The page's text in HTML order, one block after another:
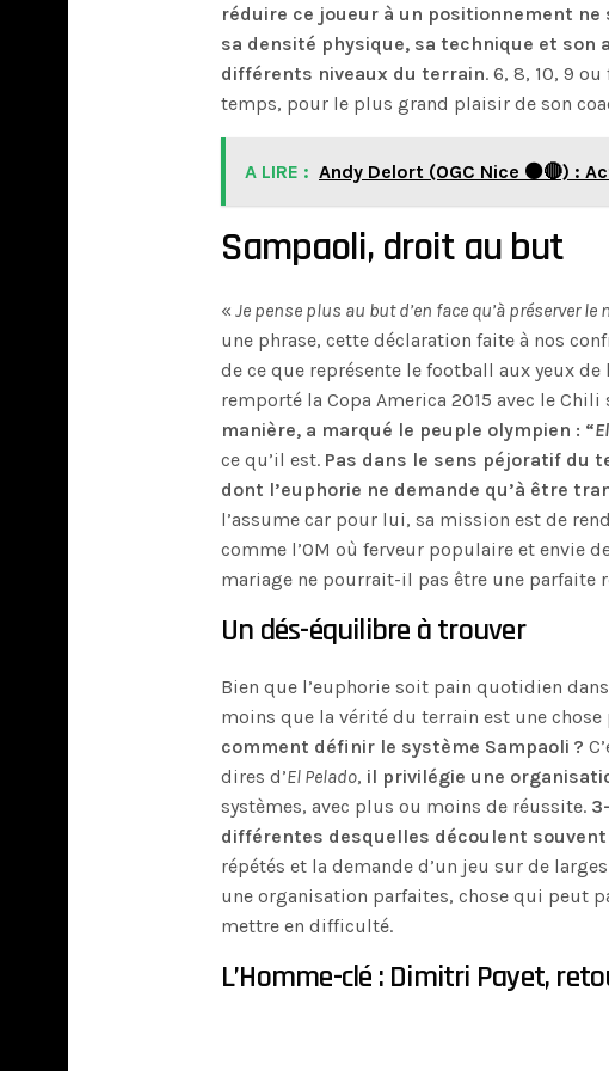
réduire ce joueur à un positionnement
sa densité physique, sa technique et
différents niveaux du terrain. 6, 8, 10, 9
temps, pour le plus grand plaisir de son
A LIRE : Andy Delort (OGC Nice ⚫️🔴) :
Sampaoli, droit au but
« Je pense plus au but d’en face qu’à préserver le
une phrase, cette déclaration faite à nos
de ce que représente le football aux yeux de
remporté la Copa America 2015 avec le Chili
manière, a marqué le peuple olympien : “
ce qu’il est. Pas dans le sens péjoratif du
dont l’euphorie ne demande qu’à être
l’assume car pour lui, sa mission est de
comme l’OM où ferveur populaire et envie
mariage ne pourrait-il pas être une parfaite
Un dés-équilibre à trouver
Bien que l’euphorie soit pain quotidien
moins que la vérité du terrain est une
comment définir le système Sampaoli ?
dires d’El Pelado, il privilégie une
systèmes, avec plus ou moins de réussite.
différentes desquelles découlent
répétés et la demande d’un jeu sur de
une organisation parfaites, chose qui peut
mettre en difficulté.
L’Homme-clé : Dimitri Payet,